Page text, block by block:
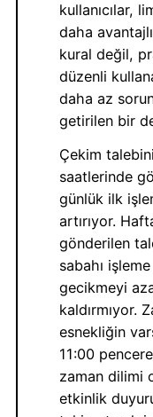
kullanıcılar,
daha
kural değil,
düzenli
daha az
getirilen bir
Çekim
saatlerinde
günlük ilk
artırıyor.
gönderilen
sabahı
gecikmeyi
kaldırmıyor.
esnekliğin
11:00
zaman dilimi
etkinlik